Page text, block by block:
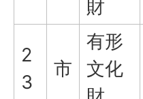
財
2
3
市
有形
文化